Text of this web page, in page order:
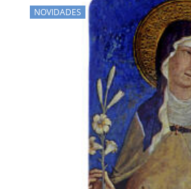
NOVIDADES